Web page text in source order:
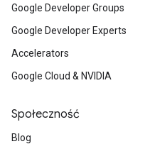
Google Developer Groups
Google Developer Experts
Accelerators
Google Cloud & NVIDIA
Społeczność
Blog